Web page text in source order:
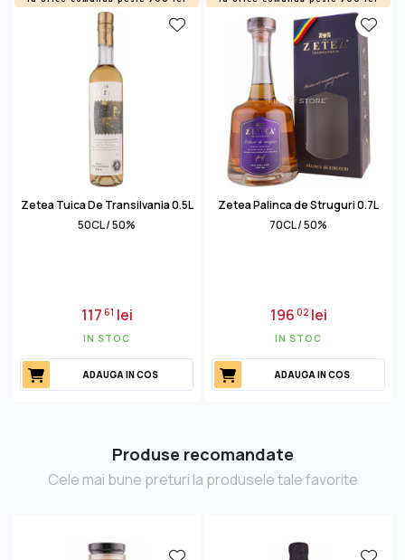
Zetea Tuica De Transilvania 0.5L
50CL / 50%
11761 lei
IN STOC
ADAUGA IN COS
Zetea Palinca de Struguri 0.7L
70CL / 50%
19602lei
IN STOC
ADAUGA IN COS
Produse recomandate
Cele mai bune preturi la produsele tale favorite